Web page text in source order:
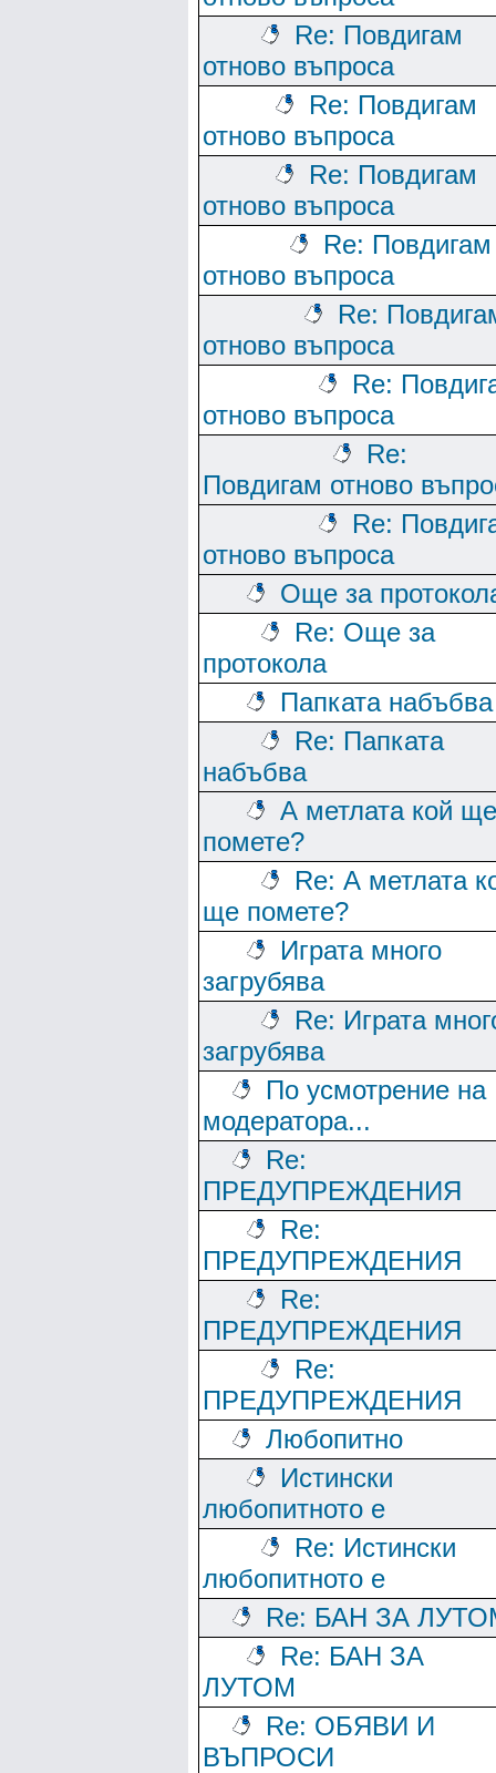
Re: Повдигам
отново въпроса
Re: Повдигам
отново въпроса
Re: Повдигам
отново въпроса
Re: Повдигам
отново въпроса
Re:
отново въпроса
Re:
отново въпроса
Re:
Повдигам отново
Re:
отново въпроса
Още за
Re: Още за
протокола
Папката набъбва
Re: Папката
набъбва
А метлата кой ще
помете?
Re: А метлата
ще помете?
Играта много
загрубява
Re: Играта
загрубява
По усмотрение на
модератора...
Re:
ПРЕДУПРЕЖДЕНИЯ
Re:
ПРЕДУПРЕЖДЕНИЯ
Re:
ПРЕДУПРЕЖДЕНИЯ
Re:
ПРЕДУПРЕЖДЕНИЯ
Любопитно
Истински
любопитното е
Re: Истински
любопитното е
Re: БАН ЗА
Re: БАН ЗА
ЛУТОМ
Re: ОБЯВИ И
ВЪПРОСИ